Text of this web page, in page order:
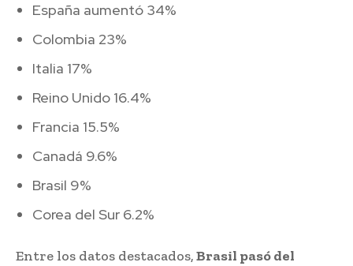
España aumentó 34%
Colombia 23%
Italia 17%
Reino Unido 16.4%
Francia 15.5%
Canadá 9.6%
Brasil 9%
Corea del Sur 6.2%
Entre los datos destacados,Brasil pasó del